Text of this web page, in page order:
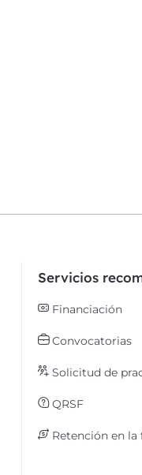
Servicios
Financiación
Convocatorias
Solicitud de
QRSF
Retención en la